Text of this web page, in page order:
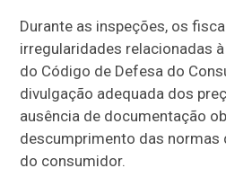
Durante as inspeções, os
irregularidades relacionadas
do Código de Defesa do
divulgação adequada dos
ausência de documentação
descumprimento das normas
do consumidor.